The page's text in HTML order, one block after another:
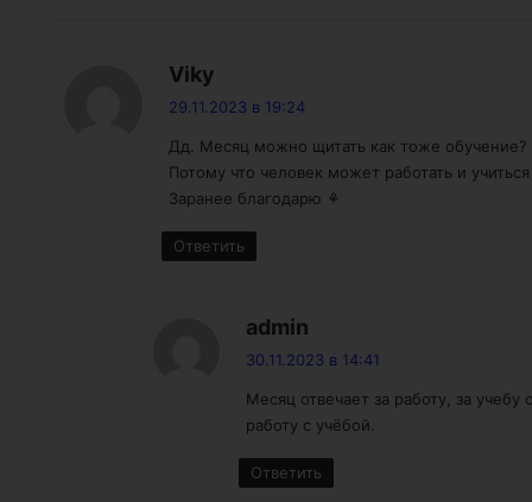
Viky
29.11.2023 в 19:24
Дд. Месяц можно щитать как тоже обучение?
Потому что человек может работать и
Заранее благодарю ⚘️
Ответить
admin
30.11.2023 в 14:41
Месяц отвечает за работу, за
работу с учёбой.
Ответить